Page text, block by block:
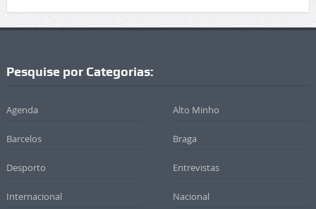
Pesquise por Categorias:
Agenda Alto Minho
Barcelos Braga
Desporto Entrevistas
Internacional Nacional